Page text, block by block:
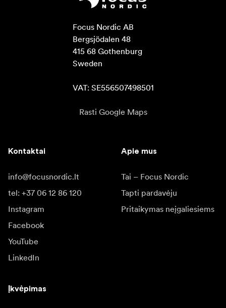
Focus Nordic AB
Bergsjödalen 48
415 68 Gothenburg
Sweden
VAT: SE556507498501
Rasti Google Maps
Kontaktai
info@focusnordic.lt
tel: +37 06 12 86 120
Instagram
Facebook
YouTube
LinkedIn
Apie mus
Tai – Focus Nordic
Tapti pardavėju
Pritaikymas neįgaliesiems
Įkvėpimas